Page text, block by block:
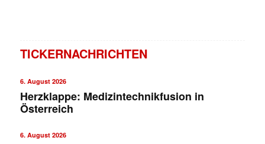
TICKERNACHRICHTEN
6. August 2026
Herzklappe: Medizintechnikfusion in
Österreich
6. August 2026